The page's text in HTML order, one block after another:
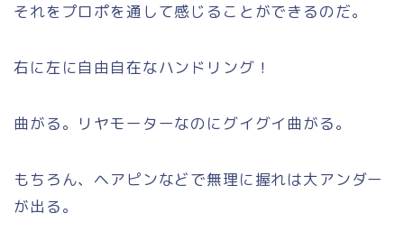
それをプロポを通して感じることができるのだ。
右に左に自由自在なハンドリング！
曲がる。リヤモーターなのにグイグイ曲がる。
もちろん、ヘアピンなどで無理に握れは大アンダー
が出る。